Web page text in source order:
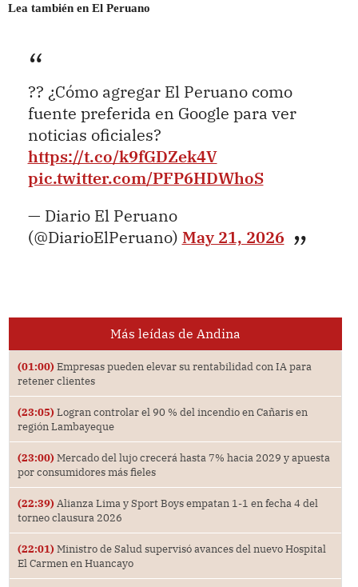
Lea también en El Peruano
?? ¿Cómo agregar El Peruano como
fuente preferida en Google para ver
noticias oficiales?
https://t.co/k9fGDZek4V
pic.twitter.com/PFP6HDWhoS
— Diario El Peruano
(@DiarioElPeruano) May 21, 2026
Más leídas de Andina
(01:00) Empresas pueden elevar su rentabilidad con IA para
retener clientes
(23:05) Logran controlar el 90 % del incendio en Cañaris en
región Lambayeque
(23:00) Mercado del lujo crecerá hasta 7% hacia 2029 y apuesta
por consumidores más fieles
(22:39) Alianza Lima y Sport Boys empatan 1-1 en fecha 4 del
torneo clausura 2026
(22:01) Ministro de Salud supervisó avances del nuevo Hospital
El Carmen en Huancayo